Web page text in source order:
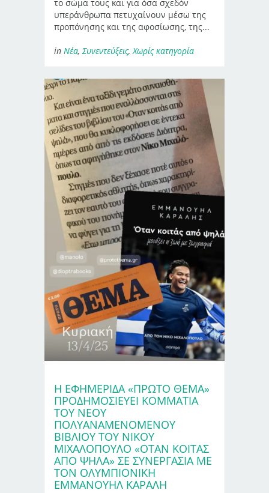
το σώμα τους και για όσα σχεδόν
υπεράνθρωπα πετυχαίνουν μέσω της
προπόνησης και της αφοσίωσης, της...
in Νέα, Συνεντεύξεις, Χωρίς κατηγορία
Η ΕΦΗΜΕΡΊΔΑ «ΠΡΩΤΟ ΘΕΜΑ»
ΠΡΟΔΗΜΟΣΙΕΎΕΙ ΚΟΜΜΆΤΙΑ
ΤΟΥ ΝΈΟΥ
ΠΟΛΥΑΝΑΜΕΝΌΜΕΝΟΥ
ΒΙΒΛΊΟΥ ΤΟΥ ΝΊΚΟΥ
ΜΙΧΑΛΌΠΟΥΛΟ «ΟΤΑΝ ΚΟΙΤΑΣ
ΑΠΟ ΨΗΛΑ» ΣΕ ΣΥΝΕΡΓΑΣΊΑ ΜΕ
ΤΟΝ ΟΛΥΜΠΙΟΝΊΚΗ
ΕΜΜΑΝΟΥΉΛ ΚΑΡΑΛΉ